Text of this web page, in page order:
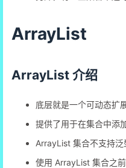
ArrayList
ArrayList 介绍
底层就是一个可动态扩
提供了用于在集合中添
ArrayList 集合不支持泛
使用 ArrayList 集合之